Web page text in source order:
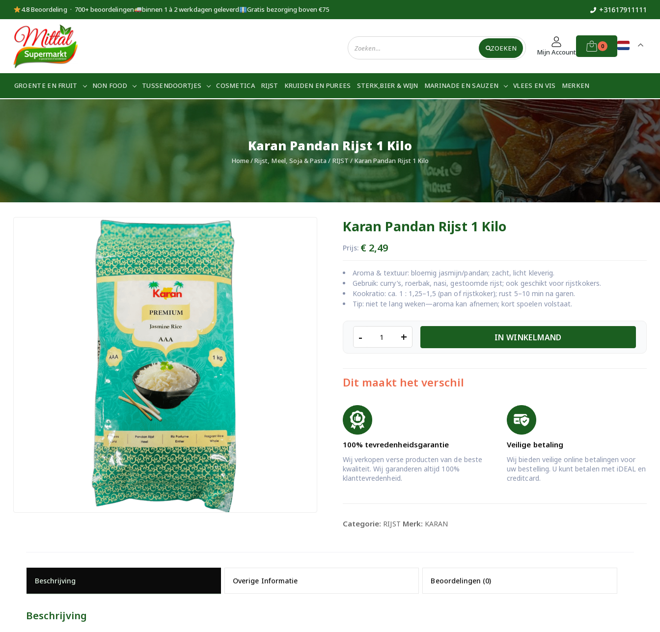
4.8 Beoordeling · 700+ beoordelingen binnen 1 à 2 werkdagen geleverd Gratis bezorging boven €75 +31617911111
Supermarkt
Mittal
ZOEKEN Mijn Account
0
GROENTE EN FRUIT NON FOOD TUSSENDOORTJES COSMETICA RIJST KRUIDEN EN PUREES STERK,BIER & WIJN MARINADE EN SAUZEN VLEES EN VIS MERKEN
Karan Pandan Rijst 1 Kilo
Home/Rijst, Meel, Soja & Pasta/ RIJST / Karan Pandan Rijst 1 Kilo
Karan Pandan Rijst 1 Kilo
Prijs: € 2,49
Aroma & textuur: bloemig jasmijn/pandan; zacht, licht kleverig.
Gebruik: curry’s, roerbak, nasi, gestoomde rijst; ook geschikt voor rijstkokers.
Kookratio: ca. 1 : 1,25–1,5 (pan of rijstkoker); rust 5–10 min na garen.
Tip: niet te lang weken—aroma kan afnemen; kort spoelen volstaat.
Pandan
aantal
- + IN WINKELMAND
Dit maakt het verschil
100% tevredenheidsgarantie
Wij verkopen verse producten van de beste
kwaliteit. Wij garanderen altijd 100%
klanttevredenheid.
Veilige betaling
Wij bieden veilige online betalingen voor
uw bestelling. U kunt betalen met iDEAL en
creditcard.
Categorie: RIJST Merk: KARAN
Beschrijving Overige Informatie Beoordelingen (0)
Beschrijving